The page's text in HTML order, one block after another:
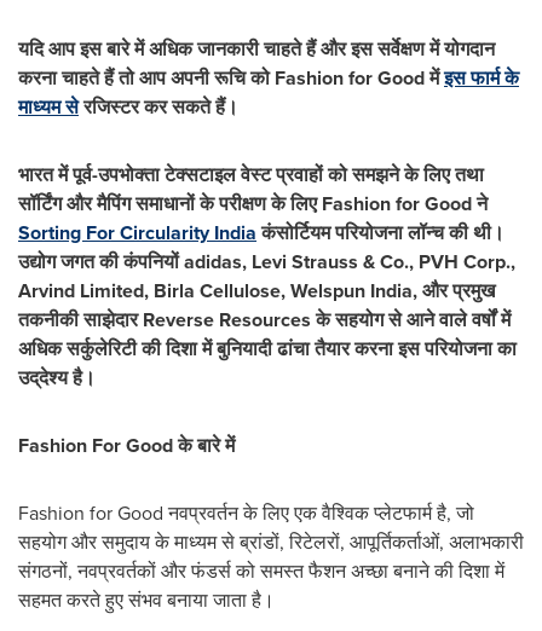
यदि आप इस बारे में अधिक जानकारी चाहते हैं और इस सर्वेक्षण में योगदान
करना चाहते हैं तो आप अपनी रूचि कोFashionfor Goodमेंइस फार्म के
माध्यम सेरजिस्टर कर सकते हैं।
भारत में पूर्व-उपभोक्ता टेक्सटाइल वेस्ट प्रवाहों को समझने के लिए तथा
सॉर्टिंग और मैपिंग समाधानों के परीक्षण के लिएFashionfor Goodने
Sorting For Circularity Indiaकंसोर्टियम परियोजना लॉन्च की थी।
उद्योग जगत की कंपनियोंadidas, Levi Strauss & Co., PVH Corp.,
Arvind Limited, Birla Cellulose, Welspun India,और प्रमुख
तकनीकी साझेदारReverse Resourcesके सहयोग से आने वाले वर्षों में
अधिक सर्कुलेरिटी की दिशा में बुनियादी ढांचा तैयार करना इस परियोजना का
उद्‌देश्य है।
Fashion For Goodके बारे में
Fashion for Good नवप्रवर्तन के लिए एक वैश्विक प्लेटफार्म है, जो
सहयोग और समुदाय के माध्यम से ब्रांडों, रिटेलरों, आपूर्तिकर्ताओं, अलाभकारी
संगठनों, नवप्रवर्तकों और फंडर्स को समस्त फैशन अच्छा बनाने की दिशा में
सहमत करते हुए संभव बनाया जाता है।